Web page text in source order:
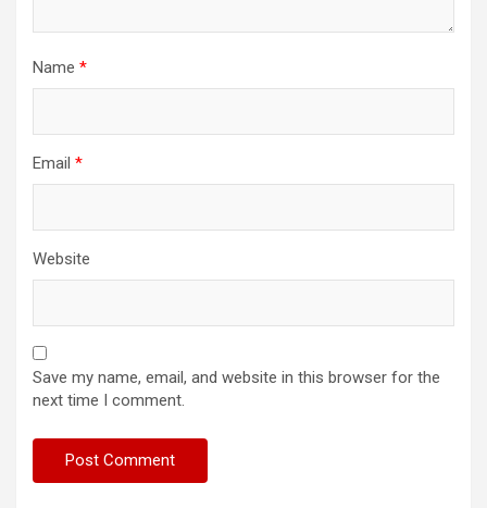
Name *
Email *
Website
Save my name, email, and website in this browser for the
next time I comment.